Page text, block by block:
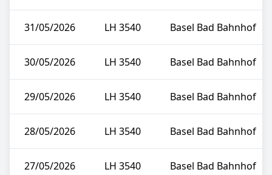
31/05/2026 LH 3540 Basel Bad Bahnhof
30/05/2026 LH 3540 Basel Bad Bahnhof
29/05/2026 LH 3540 Basel Bad Bahnhof
28/05/2026 LH 3540 Basel Bad Bahnhof
27/05/2026 LH 3540 Basel Bad Bahnhof